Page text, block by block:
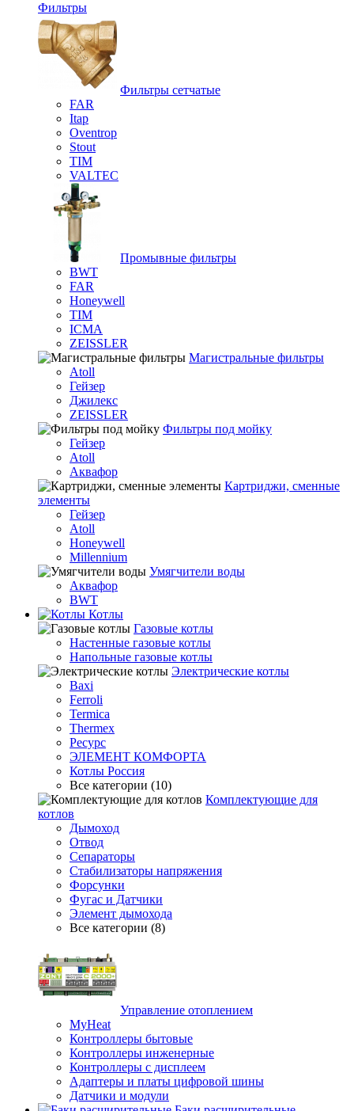
Фильтры
Фильтры сетчатые
FAR
Itap
Oventrop
Stout
TIM
VALTEC
Промывные фильтры
BWT
FAR
Honeywell
TIM
ICMA
ZEISSLER
Магистральные фильтры
Atoll
Гейзер
Джилекс
ZEISSLER
Фильтры под мойку
Гейзер
Atoll
Аквафор
Картриджи, сменные
элементы
Гейзер
Atoll
Honeywell
Millennium
Умягчители воды
Аквафор
BWT
Котлы
Гaзовые котлы
Настенные газовые котлы
Напольные газовые котлы
Электрические котлы
Baxi
Ferroli
Termica
Thermex
Ресурс
ЭЛЕМЕНТ КОМФОРТА
Котлы Россия
Все категории (10)
Комплектующие для
котлов
Дымоход
Отвод
Сепараторы
Стабилизаторы напряжения
Форсунки
Фугас и Датчики
Элемент дымохода
Все категории (8)
Управление отоплением
MyHeat
Контроллеры бытовые
Контроллеры инженерные
Контроллеры с дисплеем
Адаптеры и платы цифровой шины
Датчики и модули